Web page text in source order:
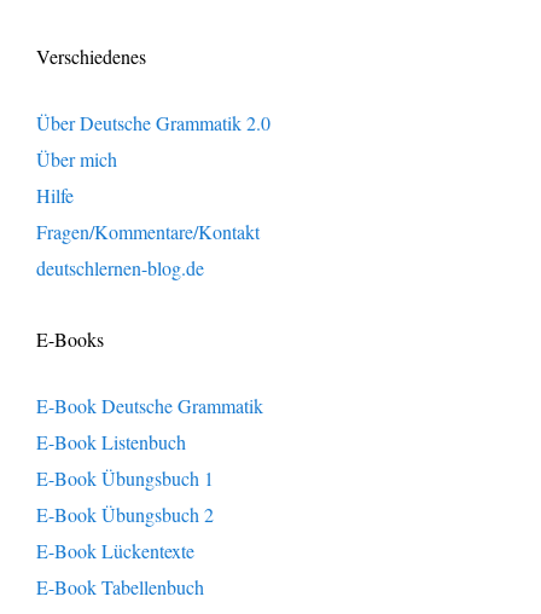
Verschiedenes
Über Deutsche Grammatik 2.0
Über mich
Hilfe
Fragen/Kommentare/Kontakt
deutschlernen-blog.de
E-Books
E-Book Deutsche Grammatik
E-Book Listenbuch
E-Book Übungsbuch 1
E-Book Übungsbuch 2
E-Book Lückentexte
E-Book Tabellenbuch